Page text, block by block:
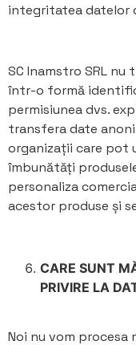
integritatea datelor
SC Inamstro SRL
într-o formă
permisiunea dvs.
transfera date
organizații care pot
îmbunătăți
personaliza
acestor produse și
CARE SUNT
PRIVIRE LA
Noi nu vom procesa